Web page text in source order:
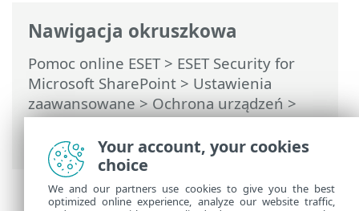
Nawigacja okruszkowa
Pomoc online ESET> ESET Security for
Microsoft SharePoint > Ustawienia
zaawansowane>Ochrona urządzeń>
Ochrona systemu plików w czasie
rzeczywistym> ThreatSense
Your account, your cookies
choice
We and our partners use cookies to give you the best
optimized online experience, analyze our website traffic,